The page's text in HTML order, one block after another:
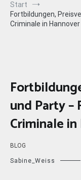
Start
Fortbildungen,
Criminale in Hannover
und Party
Criminale
BLOG
Sabine_Weiss